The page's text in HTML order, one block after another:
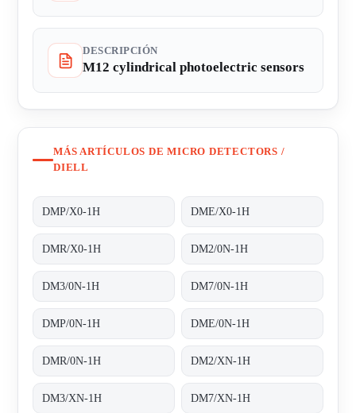
DESCRIPCIÓN
M12 cylindrical photoelectric sensors
MÁS ARTÍCULOS DE MICRO DETECTORS /
DIELL
DMP/X0-1H DME/X0-1H
DMR/X0-1H DM2/0N-1H
DM3/0N-1H DM7/0N-1H
DMP/0N-1H DME/0N-1H
DMR/0N-1H DM2/XN-1H
DM3/XN-1H DM7/XN-1H